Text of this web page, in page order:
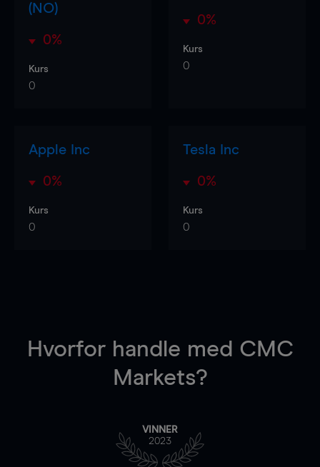
(NO)
0%
Kurs
0
0%
Kurs
0
Apple Inc
0%
Kurs
0
Tesla Inc
0%
Kurs
0
Hvorfor handle med CMC
Markets?
VINNER
2023